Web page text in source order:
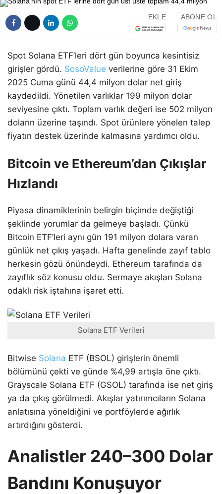
EKLE ABONE OL
Spot Solana ETF’leri dört gün boyunca kesintisiz
girişler gördü. SosoValue verilerine göre 31 Ekim
2025 Cuma günü 44,4 milyon dolar net giriş
kaydedildi. Yönetilen varlıklar 199 milyon dolar
seviyesine çıktı. Toplam varlık değeri ise 502 milyon
doların üzerine taşındı. Spot ürünlere yönelen talep
fiyatın destek üzerinde kalmasına yardımcı oldu.
Bitcoin ve Ethereum’dan Çıkışlar
Hızlandı
Piyasa dinamiklerinin belirgin biçimde değiştiği
şeklinde yorumlar da gelmeye başladı. Çünkü
Bitcoin ETF’leri aynı gün 191 milyon dolara varan
günlük net çıkış yaşadı. Hafta genelinde zayıf tablo
herkesin gözü önündeydi. Ethereum tarafında da
zayıflık söz konusu oldu. Sermaye akışları Solana
odaklı risk iştahına işaret etti.
Solana ETF Verileri
Bitwise Solana ETF (BSOL) girişlerin önemli
bölümünü çekti ve günde %4,99 artışla öne çıktı.
Grayscale Solana ETF (GSOL) tarafında ise net giriş
ya da çıkış görülmedi. Akışlar yatırımcıların Solana
anlatısına yöneldiğini ve portföylerde ağırlık
artırdığını gösterdi.
Analistler 240–300 Dolar
Bandını Konuşuyor